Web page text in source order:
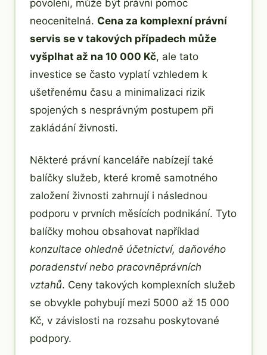
povolení, může být právní pomoc
neocenitelná. Cena za komplexní právní
servis se v takových případech může
vyšplhat až na 10 000 Kč, ale tato
investice se často vyplatí vzhledem k
ušetřenému času a minimalizaci rizik
spojených s nesprávným postupem při
zakládání živnosti.
Některé právní kanceláře nabízejí také
balíčky služeb, které kromě samotného
založení živnosti zahrnují i následnou
podporu v prvních měsících podnikání. Tyto
balíčky mohou obsahovat například
konzultace ohledně účetnictví, daňového
poradenství nebo pracovněprávních
vztahů. Ceny takových komplexních služeb
se obvykle pohybují mezi 5000 až 15 000
Kč, v závislosti na rozsahu poskytované
podpory.